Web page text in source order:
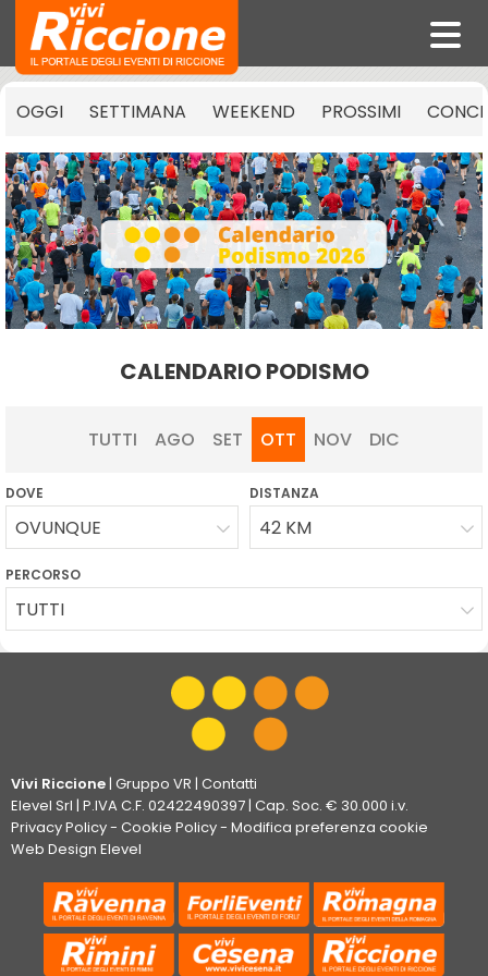
OGGI SETTIMANA WEEKEND PROSSIMI
CALENDARIO PODISMO
TUTTI AGO SET OTT NOV DIC
DOVE
OVUNQUE
DISTANZA
42 KM
PERCORSO
TUTTI
Vivi Riccione | Gruppo VR | Contatti
Elevel Srl | P.IVA C.F. 02422490397 | Cap. Soc. € 30.000 i.v.
Privacy Policy- Cookie Policy- Modifica preferenza cookie
Web Design Elevel